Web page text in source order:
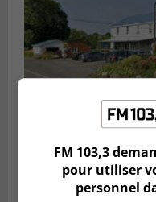
Publié le 5 août 2026 à
L’armée
trouvée dans un
FM 103,3
pour utiliser
personnel